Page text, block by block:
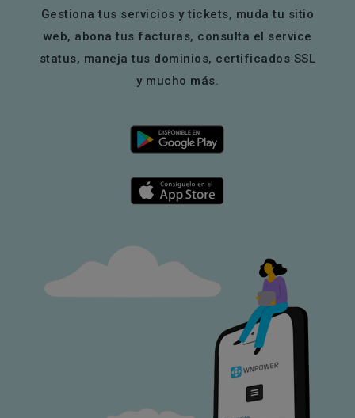
Gestiona tus servicios y tickets, muda tu sitio
web, abona tus facturas, consulta el service
status, maneja tus dominios, certificados SSL
y mucho más.